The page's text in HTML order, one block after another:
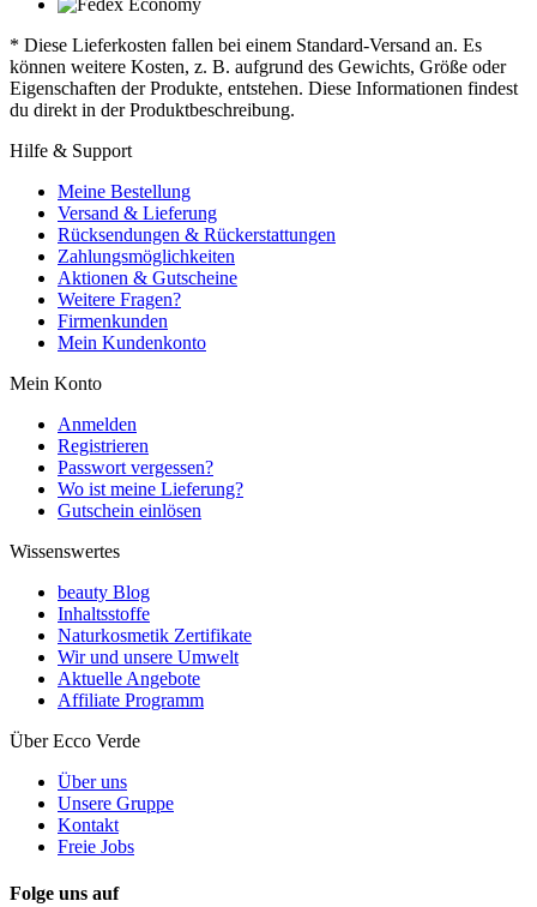
* Diese Lieferkosten fallen bei einem Standard-Versand an. Es
können weitere Kosten, z. B. aufgrund des Gewichts, Größe oder
Eigenschaften der Produkte, entstehen. Diese Informationen findest
du direkt in der Produktbeschreibung.
Hilfe & Support
Meine Bestellung
Versand & Lieferung
Rücksendungen & Rückerstattungen
Zahlungsmöglichkeiten
Aktionen & Gutscheine
Weitere Fragen?
Firmenkunden
Mein Kundenkonto
Mein Konto
Anmelden
Registrieren
Passwort vergessen?
Wo ist meine Lieferung?
Gutschein einlösen
Wissenswertes
beauty Blog
Inhaltsstoffe
Naturkosmetik Zertifikate
Wir und unsere Umwelt
Aktuelle Angebote
Affiliate Programm
Über Ecco Verde
Über uns
Unsere Gruppe
Kontakt
Freie Jobs
Folge uns auf